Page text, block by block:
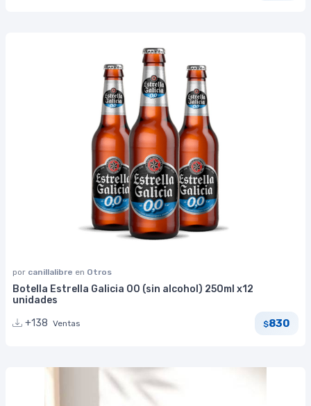
por canillalibre en Otros
Botella Estrella Galicia 00 (sin alcohol) 250ml x12
unidades
+138 Ventas $830